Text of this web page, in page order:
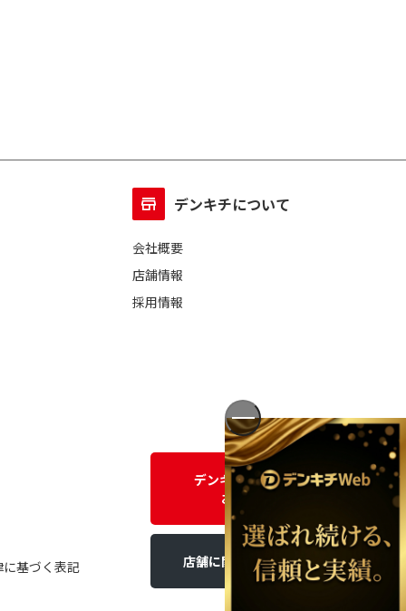
デンキチについて
会社概要
店舗情報
採用情報
基づく表記
デンキチWEBに関する
お問い合わせ
店舗に関するお問い合わせ